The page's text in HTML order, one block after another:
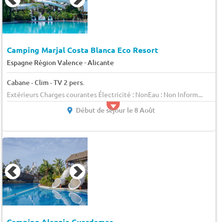
Camping Marjal Costa Blanca Eco Resort
Espagne Région Valence-Alicante
Cabane - Clim - TV 2 pers.
Extérieurs Charges courantes Électricité : NonEau : Non Inform...
Début de séjour le 8 Août